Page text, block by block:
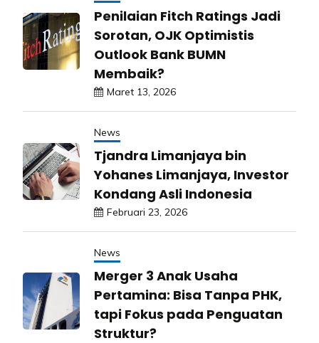
Penilaian Fitch Ratings Jadi
Sorotan, OJK Optimistis
Outlook Bank BUMN
Membaik?
Maret 13, 2026
News
Tjandra Limanjaya bin
Yohanes Limanjaya, Investor
Kondang Asli Indonesia
Februari 23, 2026
News
Merger 3 Anak Usaha
Pertamina: Bisa Tanpa PHK,
tapi Fokus pada Penguatan
Struktur?